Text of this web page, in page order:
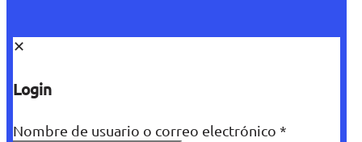
✕
Login
Nombre de usuario o correo electrónico *